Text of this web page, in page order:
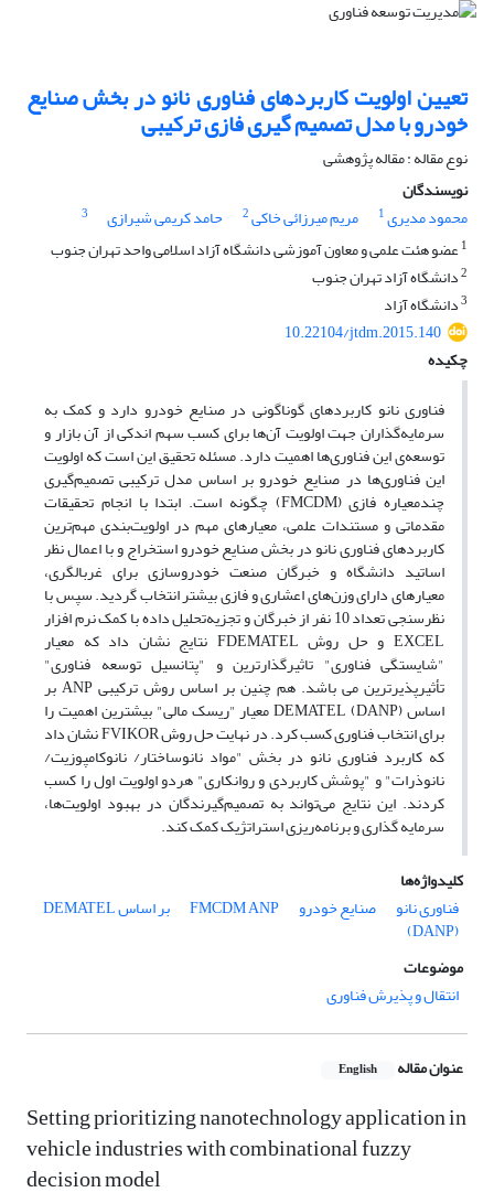
تعیین اولویت کاربردهای فناوری نانو در بخش صنایع
خودرو با مدل تصمیم گیری فازی ترکیبی
نوع مقاله : مقاله پژوهشی
نویسندگان
محمود مدیری1 مریم میرزائی خاکی2 حامد کریمی شیرازی
3
1عضو هئت علمی و معاون آموزشی دانشگاه آزاد اسلامی واحد تهران جنوب
2دانشگاه آزاد تهران جنوب
3دانشگاه آزاد
10.22104/jtdm.2015.140
چکیده
فناوری نانو کاربردهاى گوناگونی در صنایع خودرو دارد و کمک به
سرمایه‌گذاران جهت اولویت آن‌ها برای کسب سهم اندکی از آن بازار و
توسعه‌ی این فناوری‌ها اهمیت دارد. مسئله تحقیق این است که اولویت
این فناوری‌ها در صنایع خودرو بر اساس مدل ترکیبی تصمیم‌گیری
چند‌معیاره فازی (FMCDM) چگونه است. ابتدا با انجام تحقیقات
مقدماتی و مستندات علمی، معیار‌های مهم در اولویت‌بندی مهم‌ترین
کاربردهای فناوری نانو در بخش صنایع خودرو استخراج و با اعمال نظر
اساتید دانشگاه و خبرگان صنعت خودروسازی برای غربالگری،
معیار‌های دارای وزن‌های اعشاری و فازی بیشتر انتخاب گردید. سپس با
نظر‌سنجی تعداد 10 نفر از خبرگان و تجزیه‌تحلیل داده با کمک نرم افزار
EXCEL و حل روش FDEMATEL نتایج نشان داد که معیار
"شایستگی فناوری" تاثیرگذارترین و "پتانسیل توسعه فناوری"
تأثیرپذیرترین می باشد. هم چنین بر اساس روش ترکیبی ANP بر
اساس DEMATEL (DANP) معیار "ریسک مالی" بیشترین اهمیت را
برای انتخاب فناوری کسب کرد. در نهایت حل روش FVIKOR نشان داد
که کاربرد فناوری نانو در بخش "مواد نانوساختار/ نانوکامپوزیت/
نانوذرات" و "پوشش کاربردی و روانکاری" هردو اولویت اول را کسب
کردند. این نتایج می‌تواند به تصمیم‌گیرندگان در بهبود اولویت‌ها،
سرمایه گذاری و برنامه‌ریزی استراتژیک کمک کند.
کلیدواژه‌ها
فناوری نانو
صنایع خودرو FMCDM ANP بر اساس DEMATEL
(DANP)
موضوعات
انتقال و پذیرش فناوری
عنوان مقاله English
Setting prioritizing nanotechnology application in
vehicle industries with combinational fuzzy
decision model